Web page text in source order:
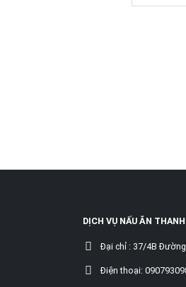
DỊCH VỤ NẤU ĂN
Đại chỉ : 37/4B Đường
Điện thoại: